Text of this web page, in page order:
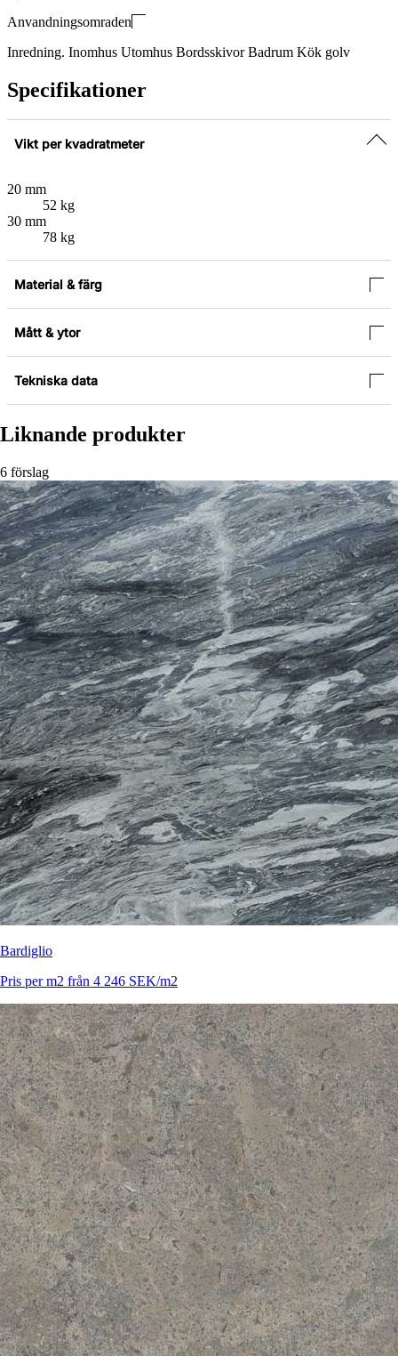
Anvandningsomraden
Inredning. Inomhus Utomhus Bordsskivor Badrum Kök golv
Specifikationer
Vikt per kvadratmeter
20 mm
52 kg
30 mm
78 kg
Material & färg
Mått & ytor
Tekniska data
Liknande produkter
6 förslag
Bardiglio
Pris per m2 från 4 246 SEK/m2